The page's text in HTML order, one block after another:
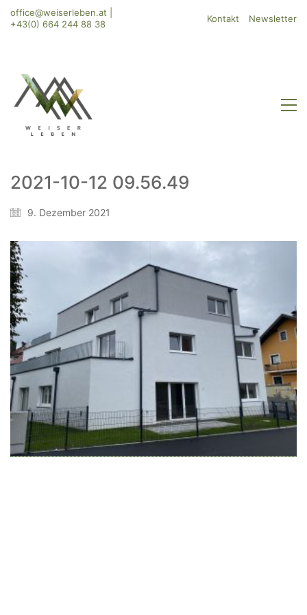
office@weiserleben.at
+43(0) 664 244 88 38
Kontakt Newsletter
2021-10-12 09.56.49
9. Dezember 2021
WeiserLeben GmbH
A-5020 Salzburg
office@weiserleben.at
+43(0) 664 244 88 38
Wir schaffen Lebensräume, die die Außenwelt mit der
Innenwelt verbinden. Das Persönliche steht stets im
Vordergrund.
Kontakt
Newsletter